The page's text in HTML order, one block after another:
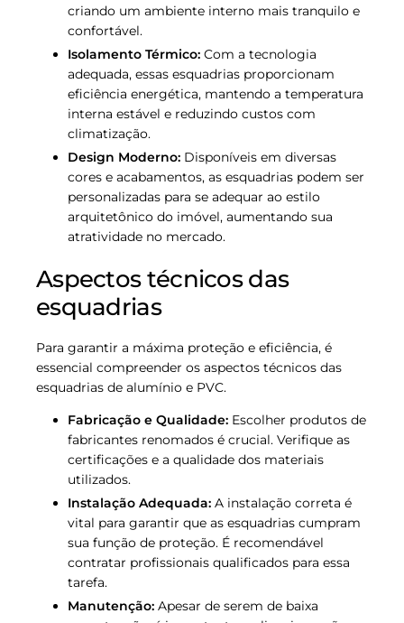
criando um ambiente interno mais tranquilo e
confortável.
Isolamento Térmico: Com a tecnologia
adequada, essas esquadrias proporcionam
eficiência energética, mantendo a temperatura
interna estável e reduzindo custos com
climatização.
Design Moderno: Disponíveis em diversas
cores e acabamentos, as esquadrias podem ser
personalizadas para se adequar ao estilo
arquitetônico do imóvel, aumentando sua
atratividade no mercado.
Aspectos técnicos das
esquadrias
Para garantir a máxima proteção e eficiência, é
essencial compreender os aspectos técnicos das
esquadrias de alumínio e PVC.
Fabricação e Qualidade: Escolher produtos de
fabricantes renomados é crucial. Verifique as
certificações e a qualidade dos materiais
utilizados.
Instalação Adequada: A instalação correta é
vital para garantir que as esquadrias cumpram
sua função de proteção. É recomendável
contratar profissionais qualificados para essa
tarefa.
Manutenção: Apesar de serem de baixa